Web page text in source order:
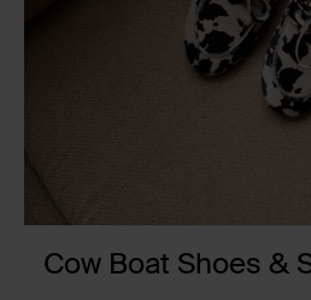
Cow Boat Shoes &